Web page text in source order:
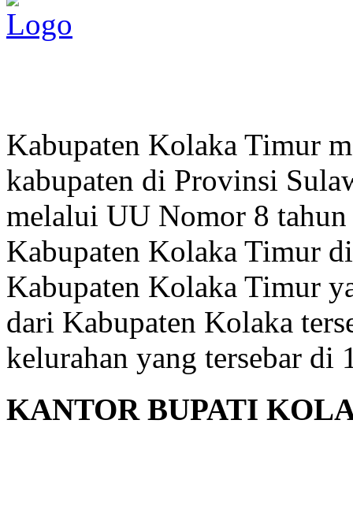
Kabupaten Kolaka Timur
kabupaten di Provinsi
melalui UU Nomor 8
Kabupaten Kolaka Timur
Kabupaten Kolaka Timur
dari Kabupaten Kolaka
kelurahan yang tersebar di
KANTOR BUPATI